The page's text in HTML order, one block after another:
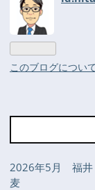
このブログについて
2026年5月 福
麦